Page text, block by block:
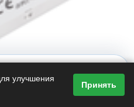
мощностью 400 Вт. Запас
не работало на
улучшения
Принять
Кабинет